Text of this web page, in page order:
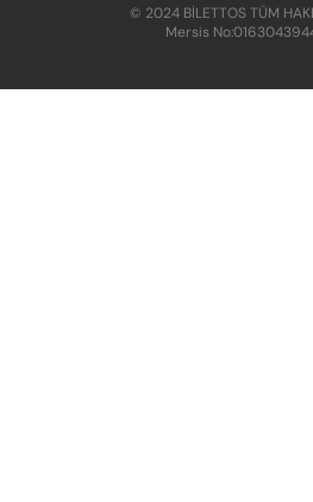
© 2024 BİLETTOS TÜM
Mersis No: